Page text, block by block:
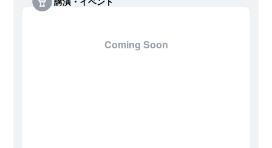
Coming Soon